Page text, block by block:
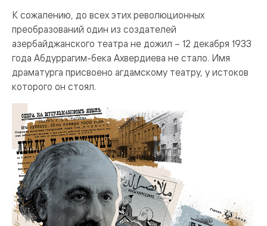
К сожалению, до всех этих революционных
преобразований один из создателей
азербайджанского театра не дожил – 12 декабря 1933
года Абдуррагим-бека Ахвердиева не стало. Имя
драматурга присвоено агдамскому театру, у истоков
которого он стоял.